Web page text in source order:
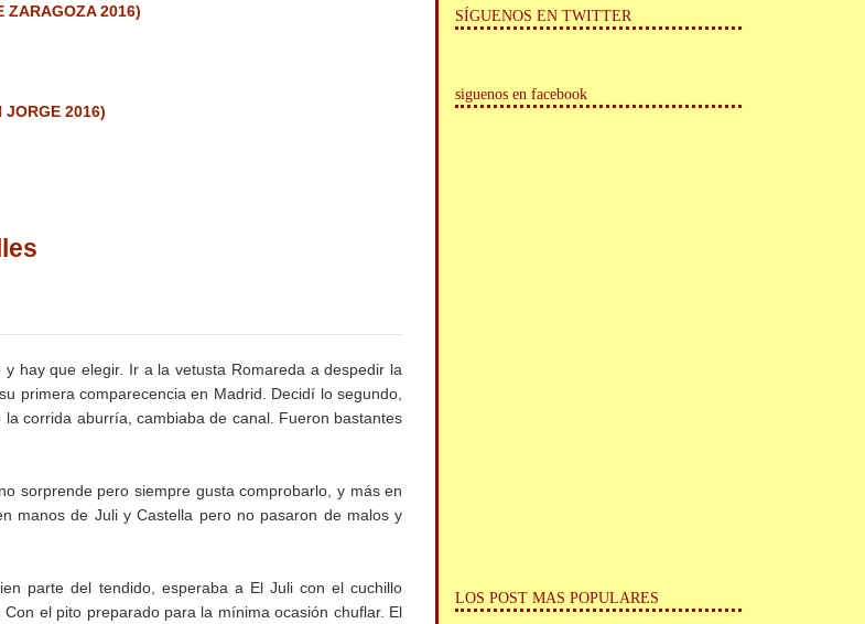
ZARAGOZA 2016)
JORGE 2016)
hay que elegir. Ir a la vetusta Romareda a despedir la
primera comparecencia en Madrid. Decidí lo segundo,
corrida aburría, cambiaba de canal. Fueron bastantes
no sorprende pero siempre gusta comprobarlo, y más en
manos de Juli y Castella pero no pasaron de malos y
parte del tendido, esperaba a El Juli con el cuchillo
Con el pito preparado para la mínima ocasión chuflar. El
SÍGUENOS EN TWITTER
siguenos en facebook
LOS POST MAS POPULARES